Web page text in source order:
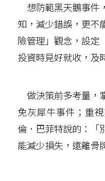
想防範黑天鵝事件
知，減少錯誤，更不
險管理」觀念，設定
投資時見好就收，及
做決策前多考量，
免灰犀牛事件；重
倫．巴菲特說的：「
能減少損失，遠離骨